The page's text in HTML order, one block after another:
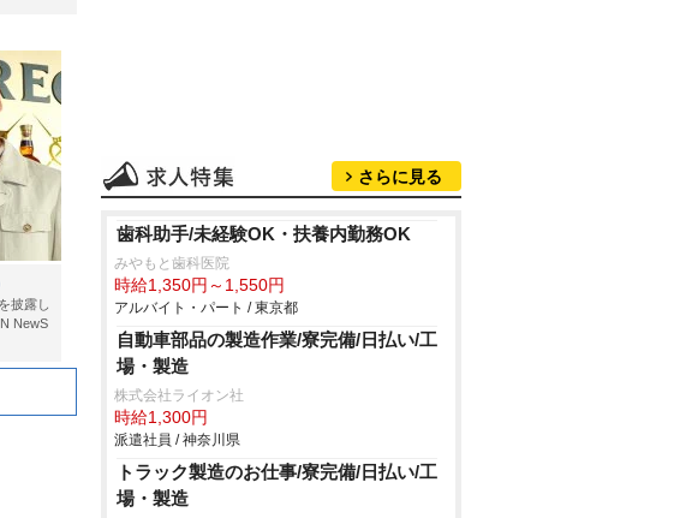
披露し
NewS
さらに見る
歯科助手/未経験OK・扶養内勤務OK
みやもと歯科医院
時給1,350円～1,550円
アルバイト・パート / 東京都
自動車部品の製造作業/寮完備/日払い/工
場・製造
株式会社ライオン社
時給1,300円
派遣社員 / 神奈川県
トラック製造のお仕事/寮完備/日払い/工
場・製造